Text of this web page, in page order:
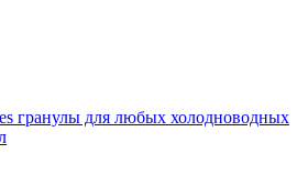
гранулы для любых холодноводных